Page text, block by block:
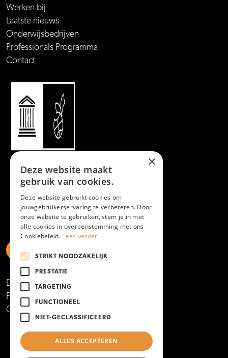
Werken bij
Laatste nieuws
Onderwijsbedrijven
Professionals Programma
Contact
https://www.linkedin.com/school/mboamersfoort
https://www.instagram.com/mboamersfoort/
https://www.facebook.com/MBOAmersfoort
Disclaimer
Privacy- en cookieverklaring
Copyright 2025
×
Deze website maakt
gebruik van cookies.
Deze website gebruikt cookies om
jouwgebruikerservaring te verbeteren. Door
onze website te gebruiken, stem je in met
alle cookies in overeenstemming met ons
Cookiebeleid. Lees verder
STRIKT NOODZAKELIJK
PRESTATIE
TARGETING
FUNCTIONEEL
NIET-GECLASSIFICEERD
ALLES ACCEPTEREN